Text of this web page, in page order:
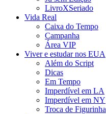
LivroXSeriado
Vida Real
Caixa do Tempo
Campanha
Área VIP
Viver e estudar nos EUA
Além do Script
Dicas
Em Tempo
Imperdível em LA
Imperdível em NY
Troca de Figurinha